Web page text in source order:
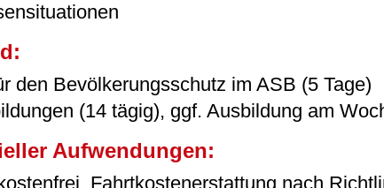
den Bevölkerungsschutz im ASB (5 Tage)
(14 tägig), ggf. Ausbildung am
Aufwendungen:
Fahrtkostenerstattung nach